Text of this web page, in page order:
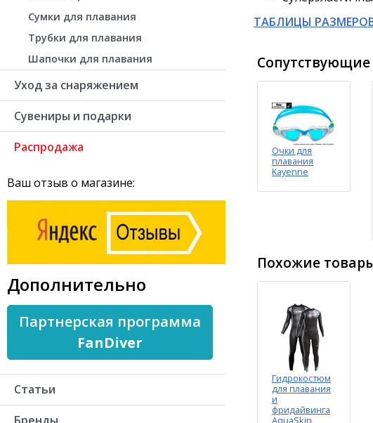
Сумки для плавания
Трубки для плавания
Шапочки для плавания
Уход за снаряжением
Сувениры и подарки
Распродажа
Ваш отзыв о магазине:
Дополнительно
Партнерская программа
FanDiver
Статьи
ТАБЛИЦЫ
Очки для
плавания
Kayenne
Похожие
Гидрокостюм
для плавания
и
фридайвинга
AquaSkin